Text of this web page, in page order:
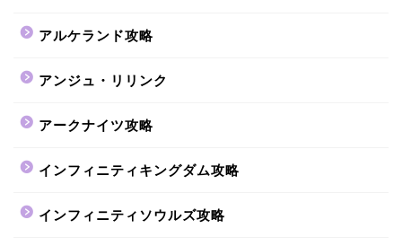
アルケランド攻略
アンジュ・リリンク
アークナイツ攻略
インフィニティキングダム攻略
インフィニティソウルズ攻略